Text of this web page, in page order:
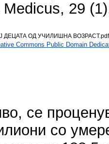
29
ДЕЦАТА ОД УЧИЛИШНА ВОЗРАСТ.pdf
Commons Public Domain
се
со